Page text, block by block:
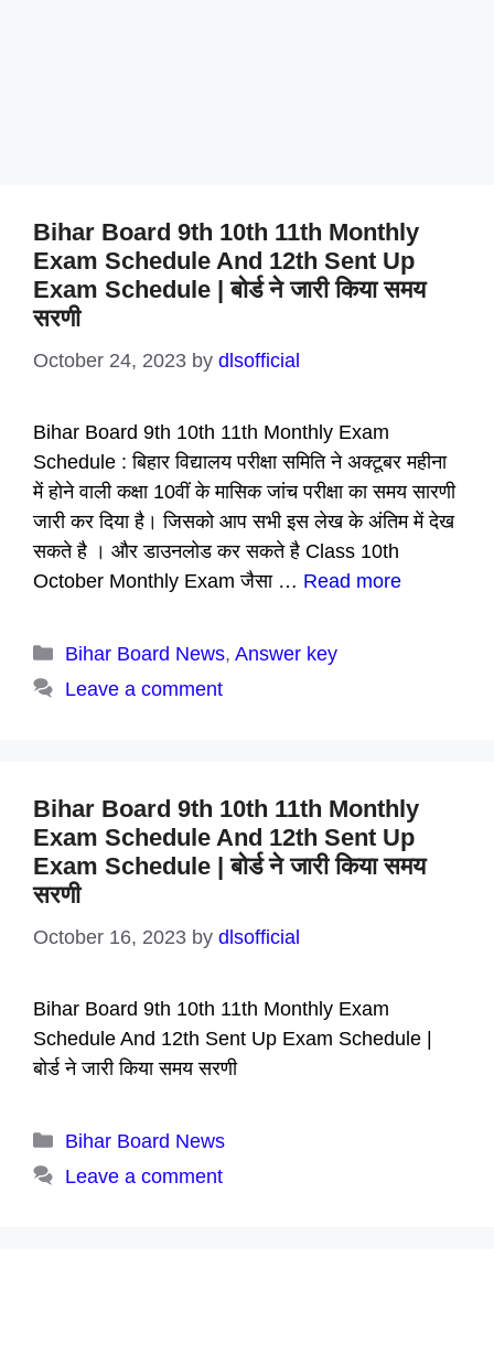
Bihar Board 9th 10th 11th Monthly
Exam Schedule And 12th Sent Up
Exam Schedule | बोर्ड ने जारी किया समय
सरणी
October 24, 2023 by dlsofficial
Bihar Board 9th 10th 11th Monthly Exam
Schedule : बिहार विद्यालय परीक्षा समिति ने अक्टूबर महीना
में होने वाली कक्षा 10वीं के मासिक जांच परीक्षा का समय सारणी
जारी कर दिया है। जिसको आप सभी इस लेख के अंतिम में देख
सकते है । और डाउनलोड कर सकते है Class 10th
October Monthly Exam जैसा … Read more
Categories
Bihar Board News, Answer key
Leave a comment
Bihar Board 9th 10th 11th Monthly
Exam Schedule And 12th Sent Up
Exam Schedule | बोर्ड ने जारी किया समय
सरणी
October 16, 2023 by dlsofficial
Bihar Board 9th 10th 11th Monthly Exam
Schedule And 12th Sent Up Exam Schedule |
बोर्ड ने जारी किया समय सरणी
Categories
Bihar Board News
Leave a comment